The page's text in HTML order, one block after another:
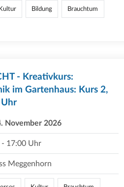
Kultur Bildung Brauchtum
- Kreativkurs:
im Gartenhaus: Kurs 2,
November 2026
- 17:00 Uhr
Meggenhorn